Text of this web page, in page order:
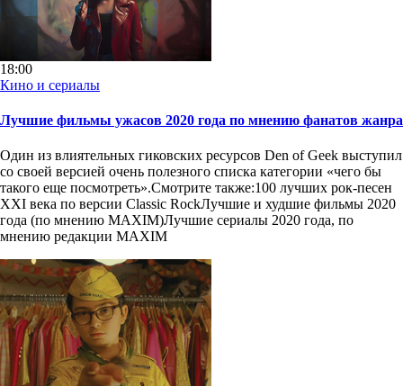
18:00
Кино и сериалы
Лучшие фильмы ужасов 2020 года по мнению фанатов жанра
Один из влиятельных гиковских ресурсов Den of Geek выступил
со своей версией очень полезного списка категории «чего бы
такого еще посмотреть».Смотрите также:100 лучших рок-песен
XXI века по версии Classic RockЛучшие и худшие фильмы 2020
года (по мнению MAXIM)Лучшие сериалы 2020 года, по
мнению редакции MAXIM